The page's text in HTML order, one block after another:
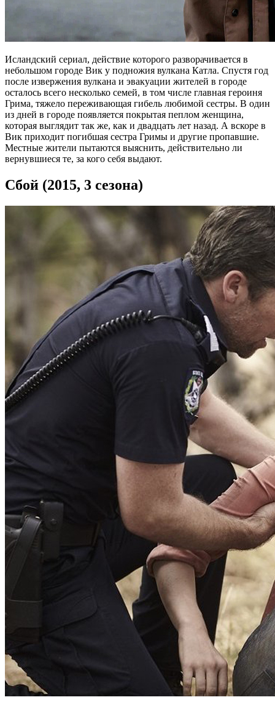
Исландский сериал, действие которого разворачивается в
небольшом городе Вик у подножия вулкана Катла. Спустя год
после извержения вулкана и эвакуации жителей в городе
осталось всего несколько семей, в том числе главная героиня
Грима, тяжело переживающая гибель любимой сестры. В один
из дней в городе появляется покрытая пеплом женщина,
которая выглядит так же, как и двадцать лет назад. А вскоре в
Вик приходит погибшая сестра Гримы и другие пропавшие.
Местные жители пытаются выяснить, действительно ли
вернувшиеся те, за кого себя выдают.
Сбой (2015, 3 сезона)